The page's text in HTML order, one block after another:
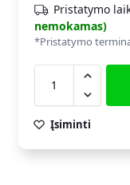
Pristatymo
nemokamas)
*Pristatymo
Įsiminti